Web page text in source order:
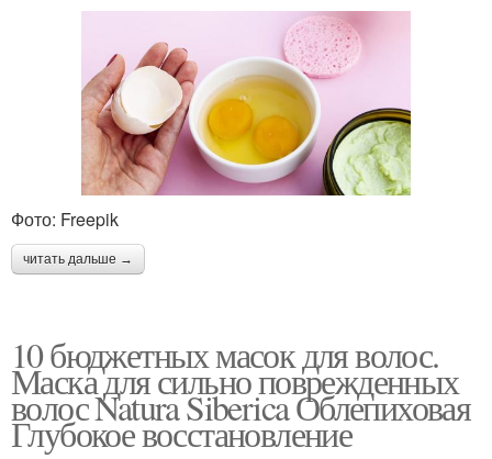
Фото: Freepik
читать дальше →
10 бюджетных масок для волос.
Маска для сильно поврежденных
волос Natura Siberica Облепиховая
Глубокое восстановление